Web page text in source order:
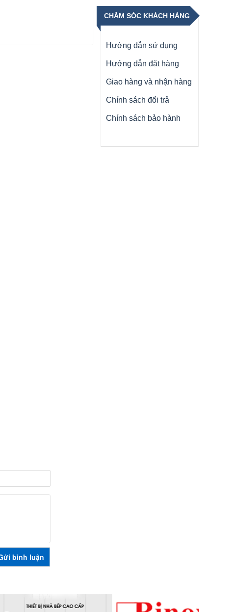
CHĂM SÓC KHÁCH HÀNG
Hướng dẫn sử dụng
Hướng dẫn đặt hàng
Giao hàng và nhận hàng
Chính sách đổi trả
Chính sách bảo hành